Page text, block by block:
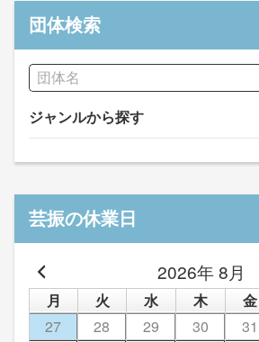
団体検索
ジャンルから探す
芸振の休業日
2026年 8月
月 火 水 木 金
27
28 29 30 31